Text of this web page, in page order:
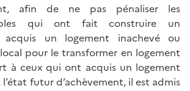
afin de ne pas pénaliser les
qui ont fait construire un
acquis un logement inachevé ou
pour le transformer en logement
à ceux qui ont acquis un logement
futur d’achèvement, il est admis